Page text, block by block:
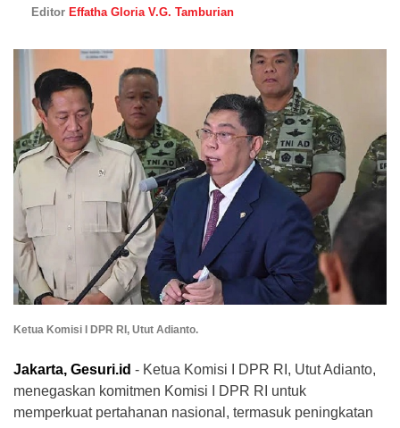
Editor Effatha Gloria V.G. Tamburian
Ketua Komisi I DPR RI, Utut Adianto.
Jakarta, Gesuri.id - Ketua Komisi I DPR RI, Utut Adianto,
menegaskan komitmen Komisi I DPR RI untuk
memperkuat pertahanan nasional, termasuk peningkatan